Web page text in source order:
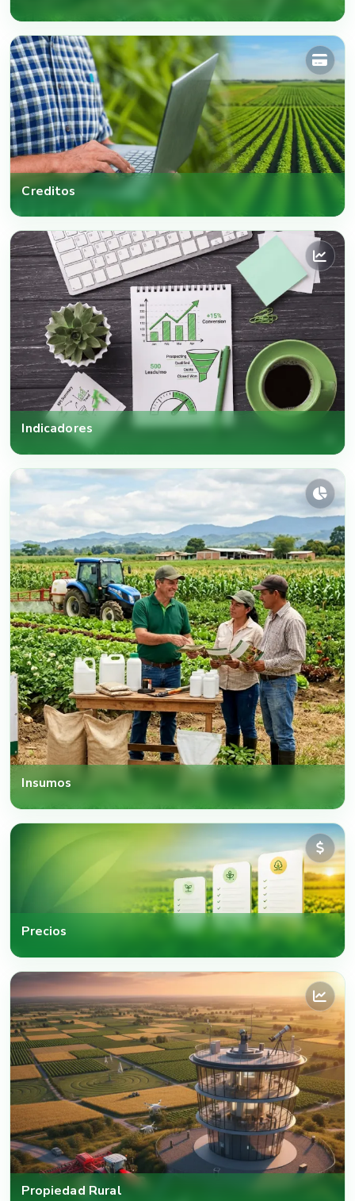
Creditos
Indicadores
Insumos
Precios
Propiedad Rural